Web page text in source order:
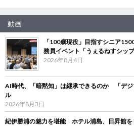
動画
「100歳現役」目指すシニア
務員イベント「うぇるねすシップ
2026年8月4日
AI時代、「暗黙知」は継承できるのか 「デ
ル
2026年8月3日
紀伊勝浦の魅力を堪能 ホテル浦島、日昇館を